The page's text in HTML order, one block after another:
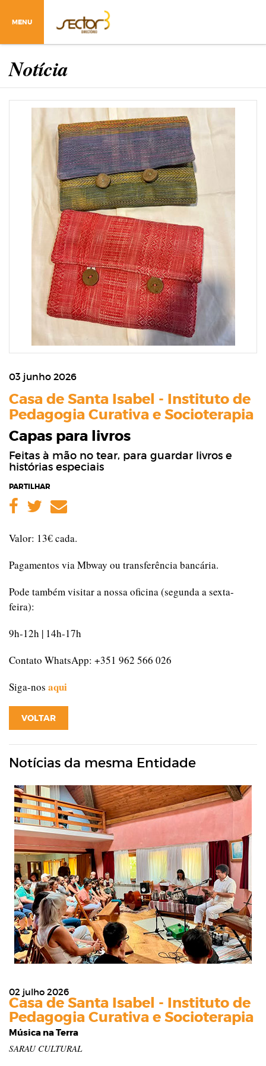
MENU
Notícia
03 junho 2026
Casa de Santa Isabel - Instituto de
Pedagogia Curativa e Socioterapia
Capas para livros
Feitas à mão no tear, para guardar livros e
histórias especiais
PARTILHAR
Facebook
Twitter
Email
Valor: 13€ cada.
Pagamentos via Mbway ou transferência bancária.
Pode também visitar a nossa oficina (segunda a sexta-
feira):
9h-12h | 14h-17h
Contato WhatsApp: +351 962 566 026
Siga-nos aqui
VOLTAR
Notícias da mesma Entidade
02 julho 2026
Casa de Santa Isabel - Instituto de
Pedagogia Curativa e Socioterapia
Música na Terra
SARAU CULTURAL